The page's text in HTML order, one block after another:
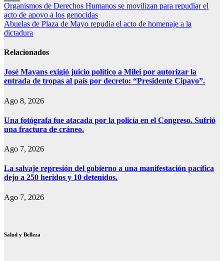
Print
Navegación
de
entradas
Organismos de Derechos Humanos se movilizan para repudiar el
acto de apoyo a los genocidas
Abuelas de Plaza de Mayo repudia el acto de homenaje a la
dictadura
Relacionados
José Mayans exigió juicio político a Milei por autorizar la
entrada de tropas al país por decreto: “Presidente Cipayo”.
Ago 8, 2026
Una fotógrafa fue atacada por la policía en el Congreso. Sufrió
una fractura de cráneo.
Ago 7, 2026
La salvaje represión del gobierno a una manifestación pacífica
dejo a 250 heridos y 10 detenidos.
Ago 7, 2026
Salud y Belleza